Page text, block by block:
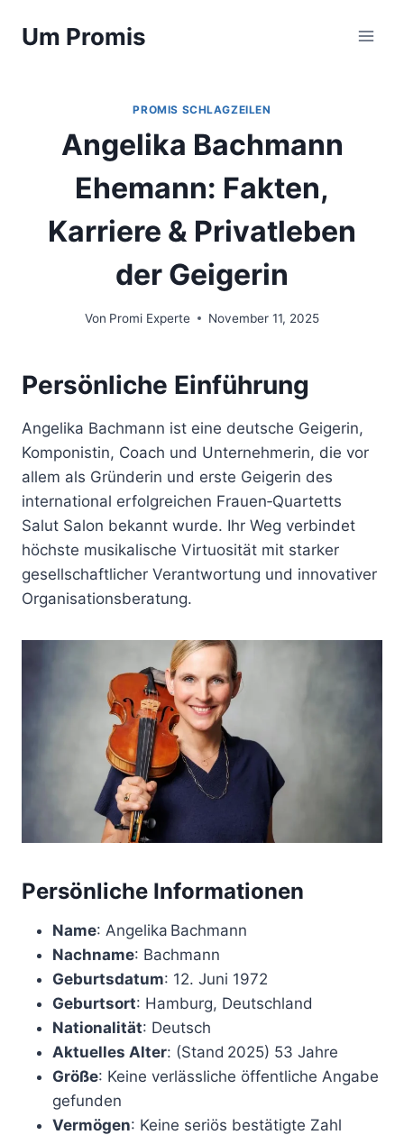
InhaltUm Promis
PROMIS SCHLAGZEILEN
Angelika Bachmann
Ehemann: Fakten,
Karriere & Privatleben
der Geigerin
Von Promi Experte November 11, 2025
Persönliche Einführung
Angelika Bachmann ist eine deutsche Geigerin,
Komponistin, Coach und Unternehmerin, die vor
allem als Gründerin und erste Geigerin des
international erfolgreichen Frauen‑Quartetts
Salut Salon bekannt wurde. Ihr Weg verbindet
höchste musikalische Virtuosität mit starker
gesellschaftlicher Verantwortung und innovativer
Organisationsberatung.
Persönliche Informationen
Name: Angelika Bachmann
Nachname: Bachmann
Geburtsdatum: 12. Juni 1972
Geburtsort: Hamburg, Deutschland
Nationalität: Deutsch
Aktuelles Alter: (Stand 2025) 53 Jahre
Größe: Keine verlässliche öffentliche Angabe
gefunden
Vermögen: Keine seriös bestätigte Zahl